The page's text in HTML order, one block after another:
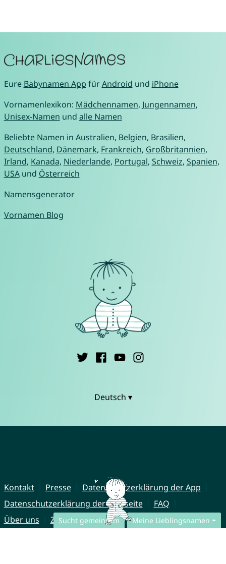
Sucht gemeinsam Meine Lieblingsnamen
Eure Babynamen App fürAndroid und iPhone
Vornamenlexikon: Mädchennamen, Jungennamen,
Unisex-Namen und alle Namen
Beliebte Namen in Australien, Belgien, Brasilien,
Deutschland, Dänemark, Frankreich, Großbritannien,
Irland, Kanada, Niederlande, Portugal, Schweiz, Spanien,
USAund Österreich
Namensgenerator
Vornamen Blog
Deutsch ▾
Kontakt Presse
Datenschutzerklärung der App
Datenschutzerklärung der Webseite
FAQ
Über uns
Zusammenarbeit Impressum